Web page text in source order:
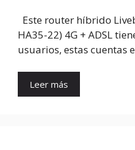
Este router híbrido
HA35-22) 4G + ADSL
usuarios, estas cuentas
Leer más